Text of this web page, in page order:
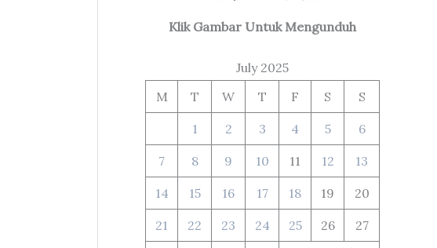
Klik Gambar Untuk Mengunduh
July 2025
M
T W T F S S
1 2 3 4 5 6
7 8 9 10 11 12 13
14 15 16 17 18 19 20
21 22 23 24 25 26 27